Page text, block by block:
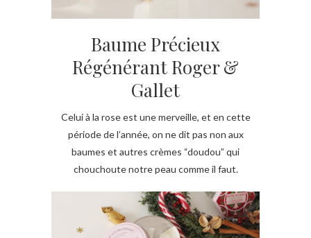
Baume Précieux
Régénérant Roger &
Gallet
Celui à la rose est une merveille, et en cette
période de l’année, on ne dit pas non aux
baumes et autres crèmes “doudou” qui
chouchoute notre peau comme il faut.